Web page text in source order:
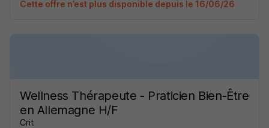
Cette offre n’est plus disponible depuis le 16/06/26
Wellness Thérapeute - Praticien Bien-Être
en Allemagne H/F
Crit